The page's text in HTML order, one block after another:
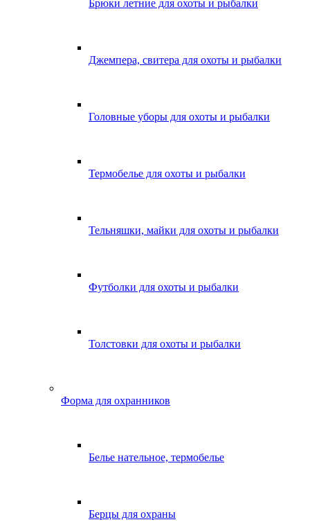
Брюки летние для охоты и рыбалки
Джемпера, свитера для охоты и рыбалки
Головные уборы для охоты и рыбалки
Термобелье для охоты и рыбалки
Тельняшки, майки для охоты и рыбалки
Футболки для охоты и рыбалки
Толстовки для охоты и рыбалки
Форма для охранников
Белье нательное, термобелье
Берцы для охраны